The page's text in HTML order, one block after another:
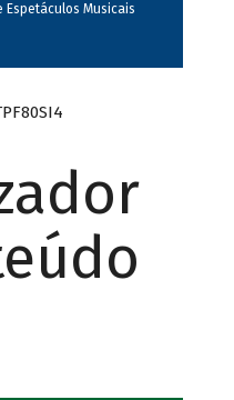
Espetáculos Musicais